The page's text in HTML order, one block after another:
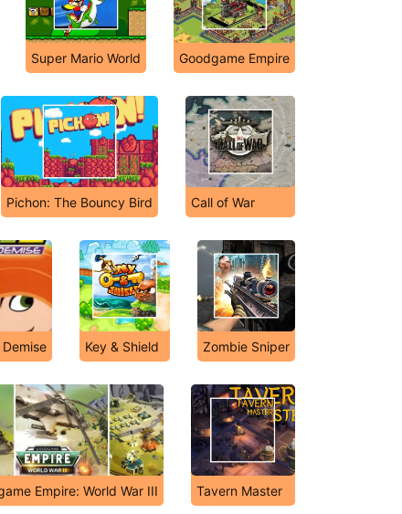
Super Mario World Goodgame Empire
Pichon: The Bouncy Bird Call of War
Key & Shield Zombie Sniper
Empire: World War III Tavern Master